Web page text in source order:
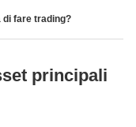
di fare trading?
principali